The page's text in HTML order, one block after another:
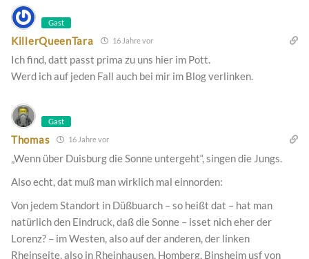
Gast
KillerQueenTara 16 Jahre vor
Ich find, datt passt prima zu uns hier im Pott.
Werd ich auf jeden Fall auch bei mir im Blog verlinken.
Gast
Thomas 16 Jahre vor
„Wenn über Duisburg die Sonne untergeht“, singen die Jungs.
Also echt, dat muß man wirklich mal einnorden:
Von jedem Standort in Düßbuarch – so heißt dat – hat man
natürlich den Eindruck, daß die Sonne – isset nich eher der
Lorenz? – im Westen, also auf der anderen, der linken
Rheinseite, also in Rheinhausen, Homberg, Binsheim usf von